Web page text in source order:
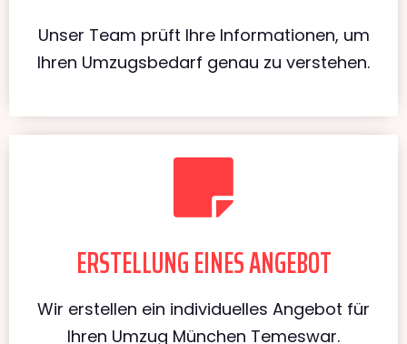
Unser Team prüft Ihre Informationen, um
Ihren Umzugsbedarf genau zu verstehen.
ERSTELLUNG EINES ANGEBOT
Wir erstellen ein individuelles Angebot für
Ihren Umzug München Temeswar.